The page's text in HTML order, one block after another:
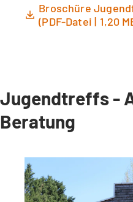
Broschüre
PDF-Datei 1,20
Jugendtreffs -
Beratung